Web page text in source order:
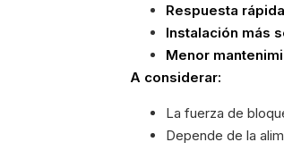
Respuesta
Instalación más
Menor
A considerar:
La fuerza de
Depende de la